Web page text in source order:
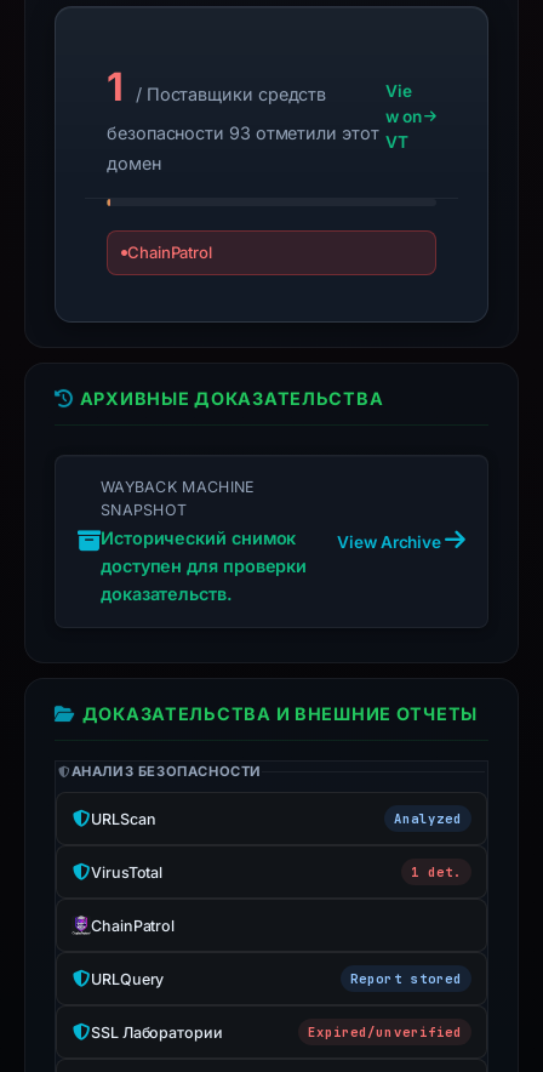
Infrastructure
collection.
This
report
time-
a
live
guarantee.
Avoid
with
the
submit
1
/ Поставщики средств
безопасности 93 отметили этот
домен
Vie
w on
VT
ChainPatrol
АРХИВНЫЕ ДОКАЗАТЕЛЬСТВА
WAYBACK MACHINE
SNAPSHOT
Исторический снимок
доступен для проверки
доказательств.
View Archive
ДОКАЗАТЕЛЬСТВА И ВНЕШНИЕ ОТЧЕТЫ
АНАЛИЗ БЕЗОПАСНОСТИ
URLScan Analyzed
VirusTotal 1 det.
ChainPatrol
URLQuery Report stored
SSL Лаборатории Expired/unverified